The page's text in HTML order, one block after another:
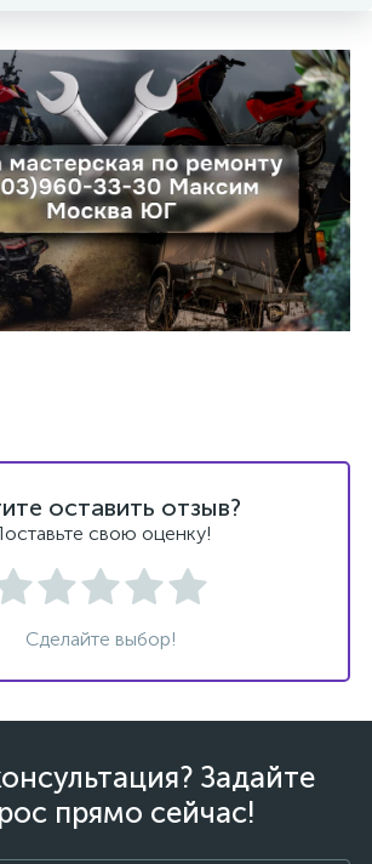
оставить отзыв?
свою оценку!
Сделайте выбор!
Задайте
прямо сейчас!